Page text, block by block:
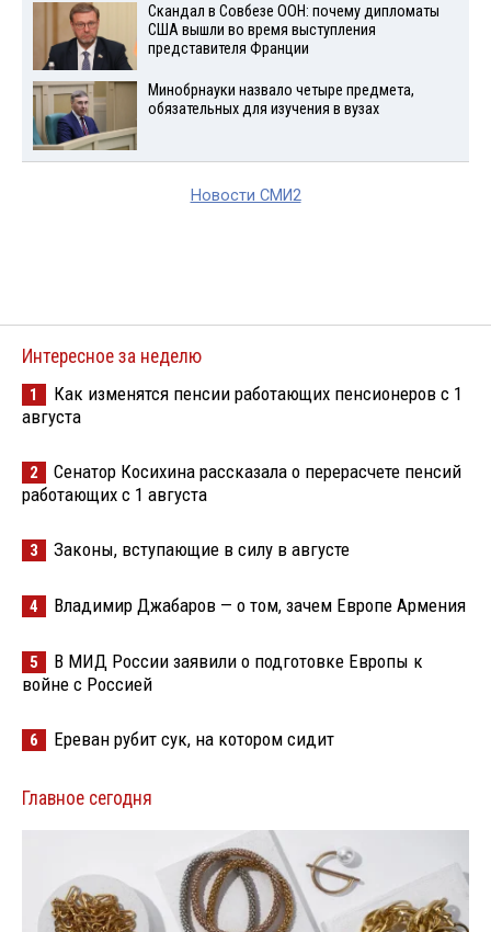
Скандал в Совбезе ООН: почему дипломаты
США вышли во время выступления
представителя Франции
Минобрнауки назвало четыре предмета,
обязательных для изучения в вузах
Новости СМИ2
Интересное за неделю
1
Как изменятся пенсии работающих пенсионеров с 1
августа
2
Сенатор Косихина рассказала о перерасчете пенсий
работающих с 1 августа
3 Законы, вступающие в силу в августе
4 Владимир Джабаров — о том, зачем Европе Армения
5
В МИД России заявили о подготовке Европы к
войне с Россией
6 Ереван рубит сук, на котором сидит
Главное сегодня